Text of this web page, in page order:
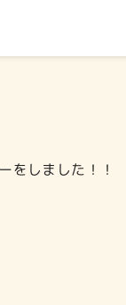
をしました！！